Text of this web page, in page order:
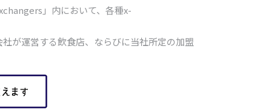
」内において、各種x-
が運営する飲食店、ならびに当社所定の加盟